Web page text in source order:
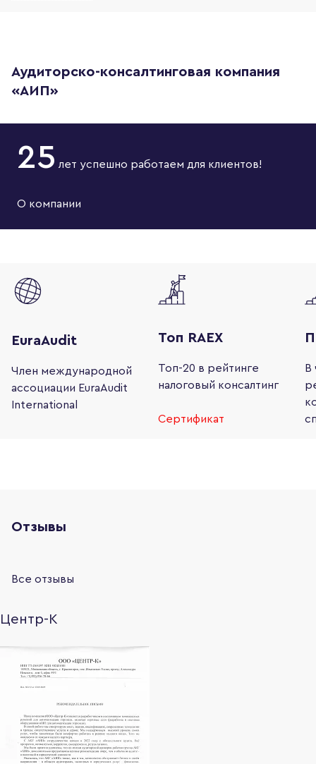
Аудиторско-консалтинговая компания
«АИП»
25 лет успешно работаем для клиентов!
О компании
EuraAudit
Член международной
ассоциации EuraAudit
International
Топ RAEX
Топ-20 в рейтинге
налоговый консалтинг
Сертификат
В
Отзывы
Все отзывы
Центр-К